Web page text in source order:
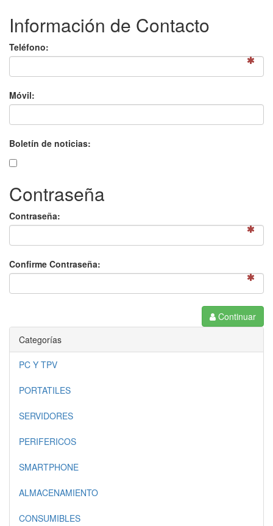
Información de Contacto
Teléfono:
Móvil:
Boletín de noticias:
Contraseña
Contraseña:
Confirme Contraseña:
Continuar
Categorías
PC Y TPV
PORTATILES
SERVIDORES
PERIFERICOS
SMARTPHONE
ALMACENAMIENTO
CONSUMIBLES